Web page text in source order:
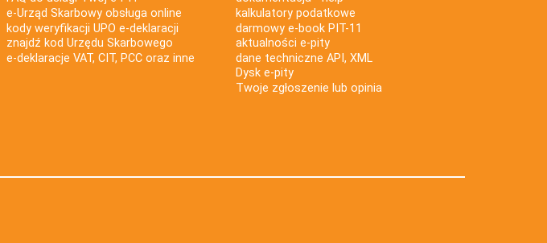
e-Urząd Skarbowy obsługa online
kody weryfikacji UPO e-deklaracji
znajdź kod Urzędu Skarbowego
e-deklaracje VAT, CIT, PCC oraz inne
kalkulatory podatkowe
darmowy e-book PIT-11
aktualności e-pity
dane techniczne API, XML
Dysk e-pity
Twoje zgłoszenie lub opinia